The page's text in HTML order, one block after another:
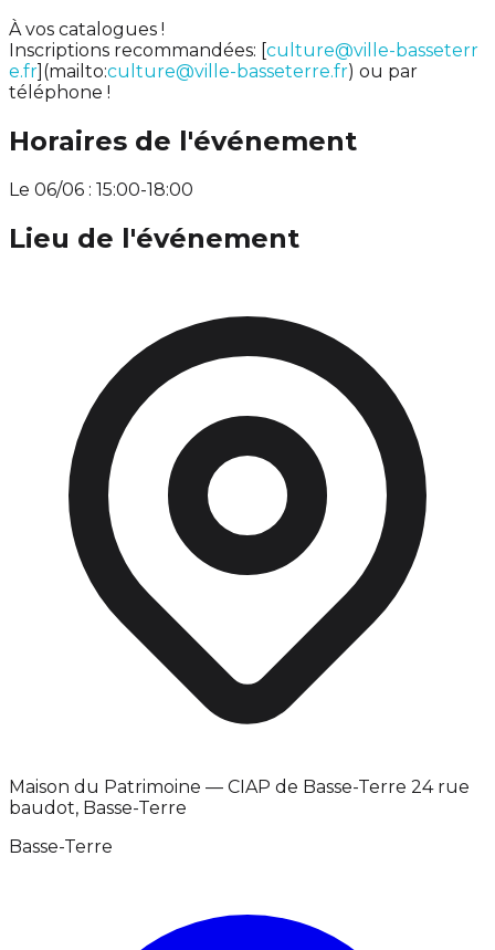
À vos catalogues !
Inscriptions recommandées: [culture@ville-basseterr
e.fr](mailto:culture@ville-basseterre.fr) ou par
téléphone !
Horaires de l'événement
Le 06/06 : 15:00-18:00
Lieu de l'événement
Maison du Patrimoine — CIAP de Basse-Terre 24 rue
baudot, Basse-Terre
Basse-Terre